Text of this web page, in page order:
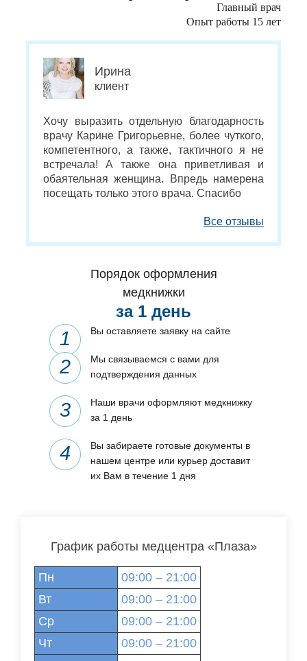
Главный врач
Опыт работы 15 лет
Ирина
клиент
Хочу выразить отдельную благодарность
врачу Карине Григорьевне, более чуткого,
компетентного, а также, тактичного я не
встречала! А также она приветливая и
обаятельная женщина. Впредь намерена
посещать только этого врача. Спасибо
Все отзывы
Порядок оформления
медкнижки
за 1 день
Вы оставляете заявку на сайте
Мы связываемся с вами для
подтверждения данных
Наши врачи оформляют медкнижку
за 1 день
Вы забираете готовые документы в
нашем центре или курьер доставит
их Вам в течение 1 дня
График работы медцентра «Плаза»
Пн
09:00 – 21:00
Вт
09:00 – 21:00
Ср
09:00 – 21:00
Чт
09:00 – 21:00